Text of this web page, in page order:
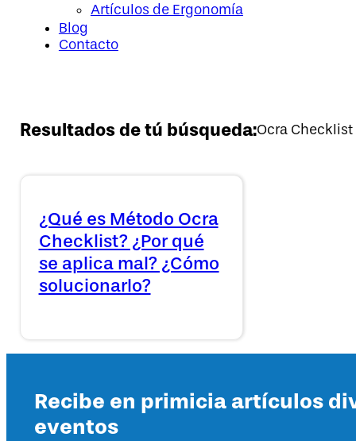
Artículos de Ergonomía
Blog
Contacto
Resultados de tú búsqueda:Ocra Checklist
¿Qué es Método Ocra
Checklist? ¿Por qué
se aplica mal? ¿Cómo
solucionarlo?
Recibe en primicia artículos
eventos